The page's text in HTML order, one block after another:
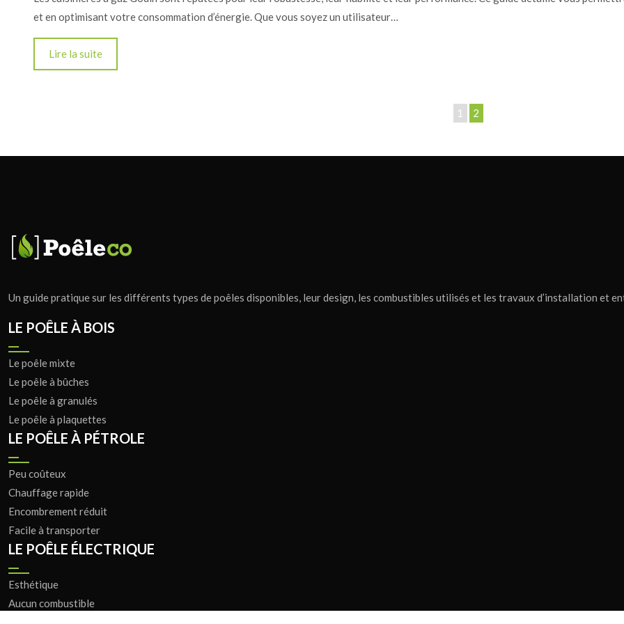
et en optimisant votre consommation d’énergie. Que vous soyez un utilisateur…
Lire la suite
1 2
Un guide pratique sur les différents types de poêles disponibles, leur design, les combustibles utilisés et les travaux d’installation et
LE POÊLE À BOIS
Le poêle mixte
Le poêle à bûches
Le poêle à granulés
Le poêle à plaquettes
LE POÊLE À PÉTROLE
Peu coûteux
Chauffage rapide
Encombrement réduit
Facile à transporter
LE POÊLE ÉLECTRIQUE
Esthétique
Aucun combustible